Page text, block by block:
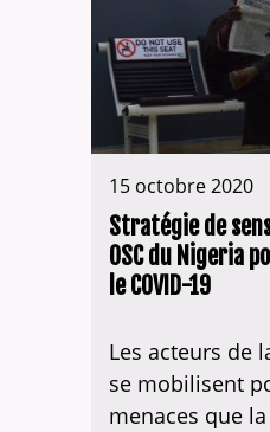
15 octobre 2020
Stratégie de
OSC du Nigeria
le COVID-19
Les acteurs de
se mobilisent
menaces que